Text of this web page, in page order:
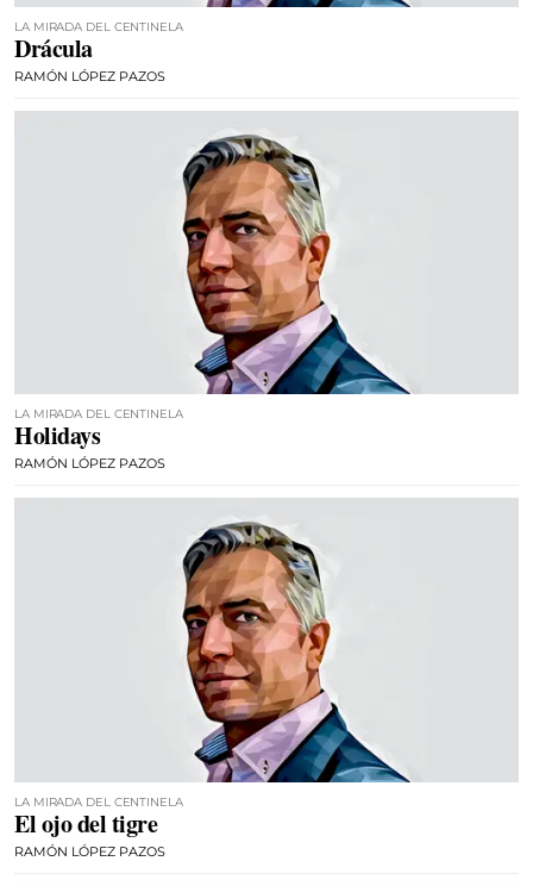
LA MIRADA DEL CENTINELA
Drácula
RAMÓN LÓPEZ PAZOS
LA MIRADA DEL CENTINELA
Holidays
RAMÓN LÓPEZ PAZOS
LA MIRADA DEL CENTINELA
El ojo del tigre
RAMÓN LÓPEZ PAZOS